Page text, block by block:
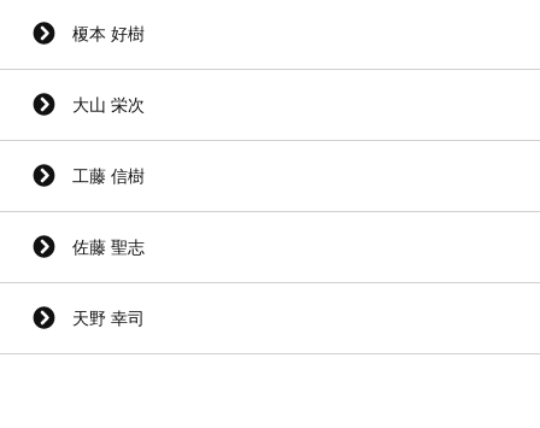
榎本 好樹
大山 栄次
工藤 信樹
佐藤 聖志
天野 幸司